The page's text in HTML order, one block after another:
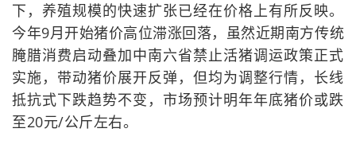
下，养殖规模的快速扩张已经在价格上有所反映。
今年9月开始猪价高位滞涨回落，虽然近期南方传统
腌腊消费启动叠加中南六省禁止活猪调运政策正式
实施，带动猪价展开反弹，但均为调整行情，长线
抵抗式下跌趋势不变，市场预计明年年底猪价或跌
至20元/公斤左右。